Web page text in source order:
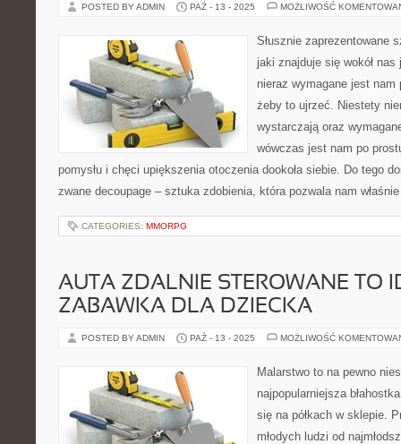
POSTED BY ADMIN PAŹ - 13 - 2025 MOŻLIWOŚĆ
Słusznie zaprezentowane
jaki znajduje się wokół
nieraz wymagane jest nam
żeby to ujrzeć. Niestety
wystarczają oraz
wówczas jest nam po
pomysłu i chęci upiększenia otoczenia dookoła siebie. Do tego
zwane decoupage – sztuka zdobienia, która pozwala nam
CATEGORIES: MMORPG
AUTA ZDALNIE STEROWANE TO
ZABAWKA DLA DZIECKA
POSTED BY ADMIN PAŹ - 13 - 2025 MOŻLIWOŚĆ
Malarstwo to na pewno
najpopularniejsza
się na półkach w sklepie.
młodych ludzi od